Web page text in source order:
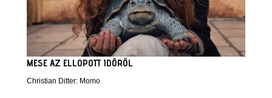
MESE AZ ELLOPOTT IDŐRŐL
Christian Ditter: Momo